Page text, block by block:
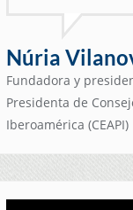
Núria
Fundadora y
Presidenta de
Iberoamérica (CEAPI)